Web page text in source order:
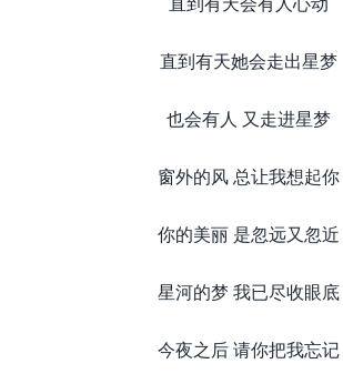
直到有天她会走出星梦
也会有人 又走进星梦
窗外的风 总让我想起你
你的美丽 是忽远又忽近
星河的梦 我已尽收眼底
今夜之后 请你把我忘记